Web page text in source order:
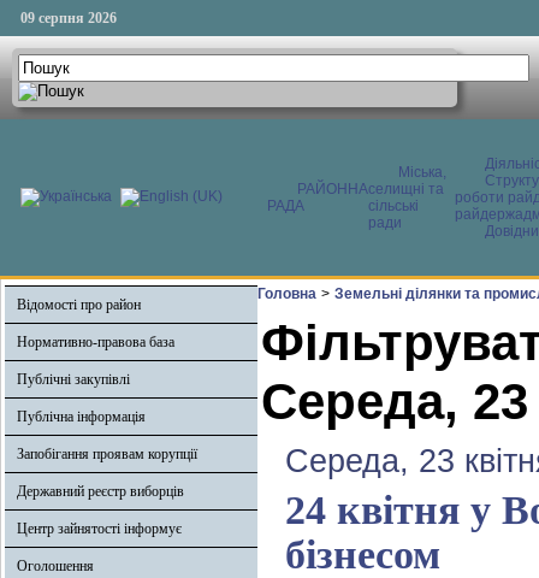
09 серпня 2026
РАЙОННА
РАДА
Міська,
селищні та
сільські
ради
роботи
Відомості про район
Нормативно-правова база
Публічні закупівлі
Публічна інформація
Запобігання проявам корупції
Державний реєстр виборців
Центр зайнятості інформує
Оголошення
Головна > Земельні ділянки та
Середа, 23
Середа, 23
24 квітня у
бізнесом